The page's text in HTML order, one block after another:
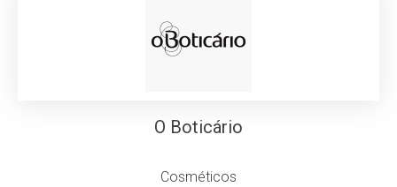
O Boticário
Cosméticos